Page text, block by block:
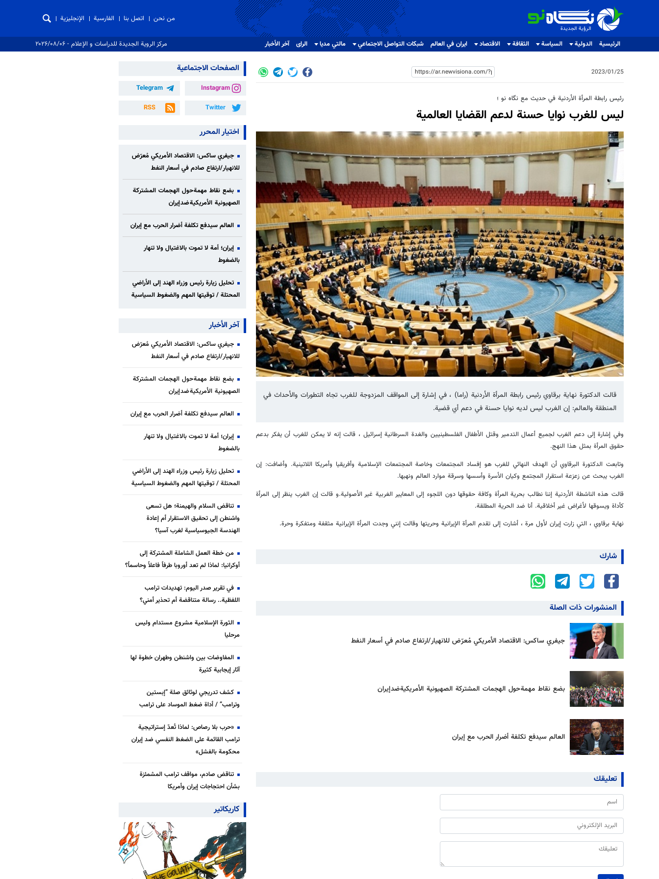
الرؤية الجديدة
الرؤية الجديدة
من نحن اتصل بنا الفارسية الإنجليزية
الرئيسية الدولية السياسة الثقافة الاقتصاد ايران في العالم شبکات التواصل الاجتماعي مالتي مدیا الرای آخر الأخبار مركز الروية الجدیدة للدراسات و الإعلام - ۲۰۲۶/۰۸/۰۶
2023/01/25
رئيس رابطة المرأة الأردنية في حديث مع نگاه نو ؛
ليس للغرب نوايا حسنة لدعم القضايا العالمية
قالت الدكتورة نهاية برقاوي رئيس رابطة المرأة الأردنية (راما) ، في إشارة إلى المواقف المزدوجة للغرب تجاه التطورات والأحداث في
المنطقة والعالم: إن الغرب ليس لديه نوايا حسنة في دعم أي قضية.
وفي إشارة إلى دعم الغرب لجميع أعمال التدمير وقتل الأطفال الفلسطينيين والغدة السرطانية إسرائيل ، قالت إنه لا يمكن للغرب أن يفكر بدعم
حقوق المرأة بمثل هذا النهج.
وتابعت الدكتورة البرقاوي أن الهدف النهائي للغرب هو إفساد المجتمعات وخاصة المجتمعات الإسلامية وأفريقيا وأمريكا اللاتينية. وأضافت: إن
الغرب يبحث عن زعزعة استقرار المجتمع وكيان الأسرة وأسسها وسرقة موارد العالم ونهبها.
قالت هذه الناشطة الأردنية إننا نطالب بحرية المرأة وكافة حقوقها دون اللجوء إلى المعايير الغربية غير الأصولية.و قالت إن الغرب ينظر إلى المرأة
كأداة ويسوقها لأغراض غير أخلاقية. أنا ضد الحرية المطلقة.
نهاية برقاوي ، التي زارت إيران لأول مرة ، أشارت إلى تقدم المرأة الإيرانية وحريتها وقالت إنني وجدت المرأة الإيرانية مثقفة ومتفكرة وحرة.
شارك
المنشورات ذات الصلة
جيفري ساكس: الاقتصاد الأمريكي مُعرّض للانهيار/ارتفاع صادم في أسعار النفط
بضع نقاط مهمة حول الهجمات المشتركة الصهيونية الأمريكية ضد إيران
العالم سيدفع تكلفة أضرار الحرب مع إيران
تعليقك
الصفحات الاجتماعية
Instagram
Telegram
Twitter
RSS
اختيار المحرر
جيفري ساكس: الاقتصاد الأمريكي مُعرّض
للانهيار/ارتفاع صادم في أسعار النفط
بضع نقاط مهمة حول الهجمات المشتركة
الصهيونية الأمريكية ضد إيران
العالم سيدفع تكلفة أضرار الحرب مع إيران
إيران؛ أمة لا تموت بالاغتيال ولا تنهار
بالضغوط
تحليل زيارة رئيس وزراء الهند إلى الأراضي
المحتلة / توقيتها المهم والضغوط السياسية
آخر الأخبار
جيفري ساكس: الاقتصاد الأمريكي مُعرّض
للانهيار/ارتفاع صادم في أسعار النفط
بضع نقاط مهمة حول الهجمات المشتركة
الصهيونية الأمريكية ضد إيران
العالم سيدفع تكلفة أضرار الحرب مع إيران
إيران؛ أمة لا تموت بالاغتيال ولا تنهار
بالضغوط
تحليل زيارة رئيس وزراء الهند إلى الأراضي
المحتلة / توقيتها المهم والضغوط السياسية
تناقض السلام والهيمنة؛ هل تسعى
واشنطن إلى تحقيق الاستقرار أم إعادة
الهندسة الجيوسياسية لغرب آسيا؟
من خطة العمل الشاملة المشتركة إلى
أوكرانيا: لماذا لم تعد أوروبا طرفاً فاعلاً وحاسماً؟
في تقرير صدر اليوم: تهديدات ترامب
اللفظية.. رسالة متناقضة أم تحذير أمني؟
الثورة الإسلامية مشروع مستدام وليس
مرحليا
المفاوضات بين واشنطن وطهران خطوة لها
آثار إيجابية كثيرة
كشف تدريجي لوثائق صلة “إبستين
وترامب” / أداة ضغط الموساد على ترامب
«حرب بلا رصاص: لماذا تُعدّ إستراتيجية
ترامب القائمة على الضغط النفسي ضد إيران
محكومة بالفشل»
تناقض صادم، مواقف ترامب المشمئزة
بشأن احتجاجات إيران وأمريكا
كاريكاتير